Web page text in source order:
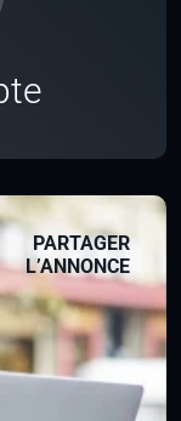
PARTAGER
L’ANNONCE